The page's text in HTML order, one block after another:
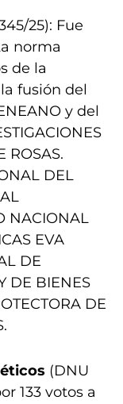
25): Fue
norma
de la
fusión del
y del
ROSAS.
DEL
NACIONAL
EVA
DE
DE BIENES
DE
(DNU
133 votos a